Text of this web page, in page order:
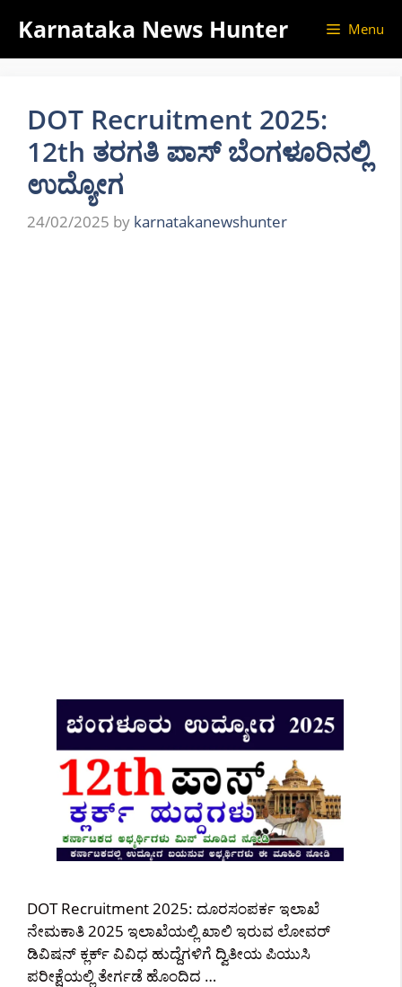
content
Karnataka News Hunter Menu
DOT Recruitment 2025:
12th ತರಗತಿ ಪಾಸ್ ಬೆಂಗಳೂರಿನಲ್ಲಿ
ಉದ್ಯೋಗ
24/02/2025 by karnatakanewshunter
DOT Recruitment 2025: ದೂರಸಂಪರ್ಕ ಇಲಾಖೆ
ನೇಮಕಾತಿ 2025 ಇಲಾಖೆಯಲ್ಲಿ ಖಾಲಿ ಇರುವ ಲೋವರ್
ಡಿವಿಷನ್ ಕ್ಲರ್ಕ್ ವಿವಿಧ ಹುದ್ದೆಗಳಿಗೆ ದ್ವಿತೀಯ ಪಿಯುಸಿ
ಪರೀಕ್ಷೆಯಲ್ಲಿ ತೇರ್ಗಡೆ ಹೊಂದಿದ …